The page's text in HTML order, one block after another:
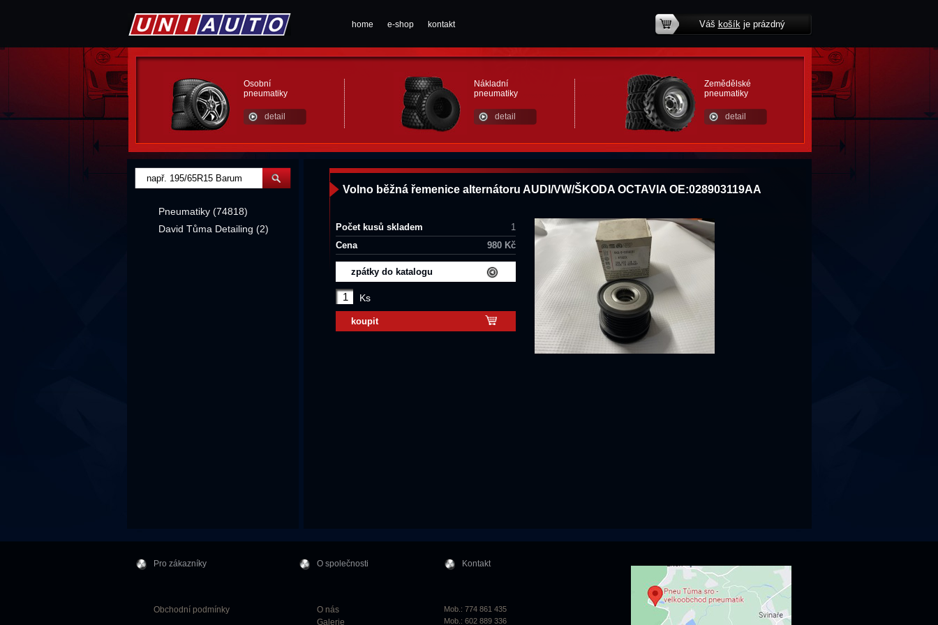
home e-shop kontakt Váš košíkje prázdný
Osobní
pneumatiky
detail
Nákladní
pneumatiky
detail
Zemědělské
pneumatiky
detail
Volno běžná řemenice alternátoru AUDI/VW/ŠKODA OCTAVIA OE:028903119AA
Počet kusů skladem
1
Cena
980 Kč
zpátky do katalogu
Ks
koupit
Pneumatiky (74818)
David Tůma Detailing (2)
Pro zákazníky
Obchodní podmínky
O společnosti
O nás
Galerie
Kontakt
Mob.: 774 861 435
Mob.: 602 889 336